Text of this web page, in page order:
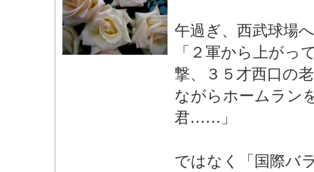
午過ぎ、西武球場
「２軍から上がっ
撃、３５才西口の
ながらホームラン
君……」
ではなく「国際バ